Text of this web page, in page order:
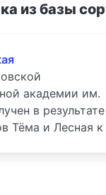
из базы
академии им.
в результате
Тёма и Лесная к